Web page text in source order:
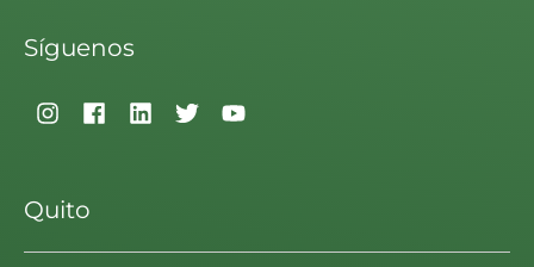
Síguenos
Quito